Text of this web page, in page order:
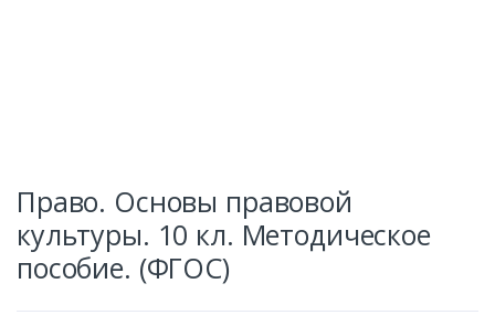
Право. Основы правовой
культуры. 10 кл. Методическое
пособие. (ФГОС)